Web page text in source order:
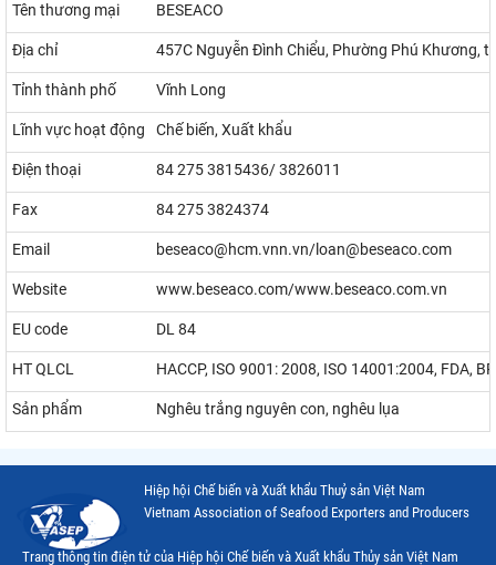
Tên thương mại BESEACO
Địa chỉ 457C Nguyễn Đình Chiểu, Phường Phú Khương,
Tỉnh thành phố Vĩnh Long
Lĩnh vực hoạt động Chế biến, Xuất khẩu
Điện thoại 84 275 3815436/ 3826011
Fax 84 275 3824374
Email beseaco@hcm.vnn.vn/loan@beseaco.com
Website www.beseaco.com/www.beseaco.com.vn
EU code DL 84
HT QLCL HACCP, ISO 9001: 2008, ISO 14001:2004, FDA,
Sản phẩm Nghêu trắng nguyên con, nghêu lụa
Hiệp hội Chế biến và Xuất khẩu Thuỷ sản Việt Nam
Vietnam Association of Seafood Exporters and Producers
Trang thông tin điện tử của Hiệp hội Chế biến và Xuất khẩu Thủy sản Việt Nam